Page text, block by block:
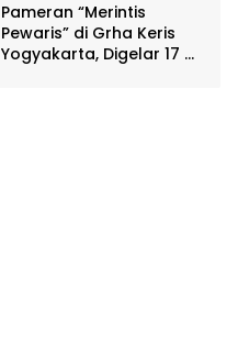
Pameran “Merintis
Pewaris” di Grha Keris
Yogyakarta, Digelar 17 –